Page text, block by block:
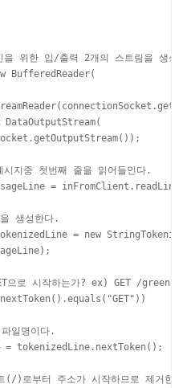
위한 입/출력 2개의 스트림을 생성한
BufferedReader(
DataOutputStream(
지중 첫번째 줄을 읽어들인다.
=
생성한다.
= new
으로 시작하는가? ex) GET /
일명이다.
= tokenizedLine.nextToken();
)로부터 주소가 시작하므로 제거한다.